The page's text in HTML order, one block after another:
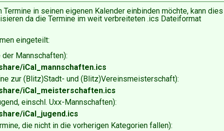
in seinen eigenen Kalender einbinden möchte, kann dies
da die Termine im weit verbreiteten .ics Dateiformat
eingeteilt:
Mannschaften):
iCal_mannschaften.ics
zur (Blitz)Stadt- und (Blitz)Vereinsmeisterschaft):
iCal_meisterschaften.ics
einschl. Uxx-Mannschaften):
iCal_jugend.ics
die nicht in die vorherigen Kategorien fallen):